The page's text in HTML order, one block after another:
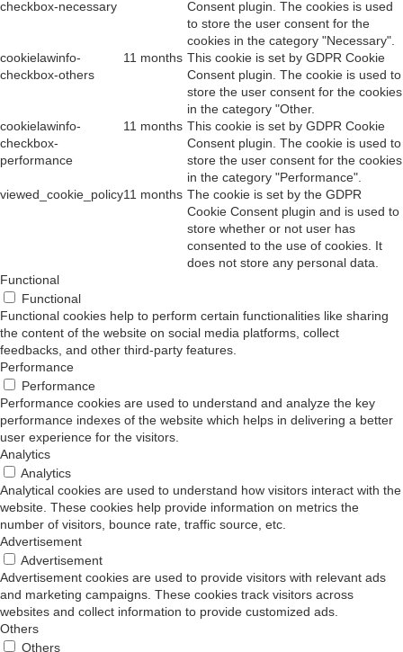
checkbox-necessary
Consent plugin. The cookies is used
to store the user consent for the
cookies in the category "Necessary".
cookielawinfo-
checkbox-others
11 months This cookie is set by GDPR Cookie
Consent plugin. The cookie is used to
store the user consent for the cookies
in the category "Other.
cookielawinfo-
checkbox-
performance
11 months This cookie is set by GDPR Cookie
Consent plugin. The cookie is used to
store the user consent for the cookies
in the category "Performance".
viewed_cookie_policy11 months The cookie is set by the GDPR
Cookie Consent plugin and is used to
store whether or not user has
consented to the use of cookies. It
does not store any personal data.
Functional
Functional
Functional cookies help to perform certain functionalities like sharing
the content of the website on social media platforms, collect
feedbacks, and other third-party features.
Performance
Performance
Performance cookies are used to understand and analyze the key
performance indexes of the website which helps in delivering a better
user experience for the visitors.
Analytics
Analytics
Analytical cookies are used to understand how visitors interact with the
website. These cookies help provide information on metrics the
number of visitors, bounce rate, traffic source, etc.
Advertisement
Advertisement
Advertisement cookies are used to provide visitors with relevant ads
and marketing campaigns. These cookies track visitors across
websites and collect information to provide customized ads.
Others
Others